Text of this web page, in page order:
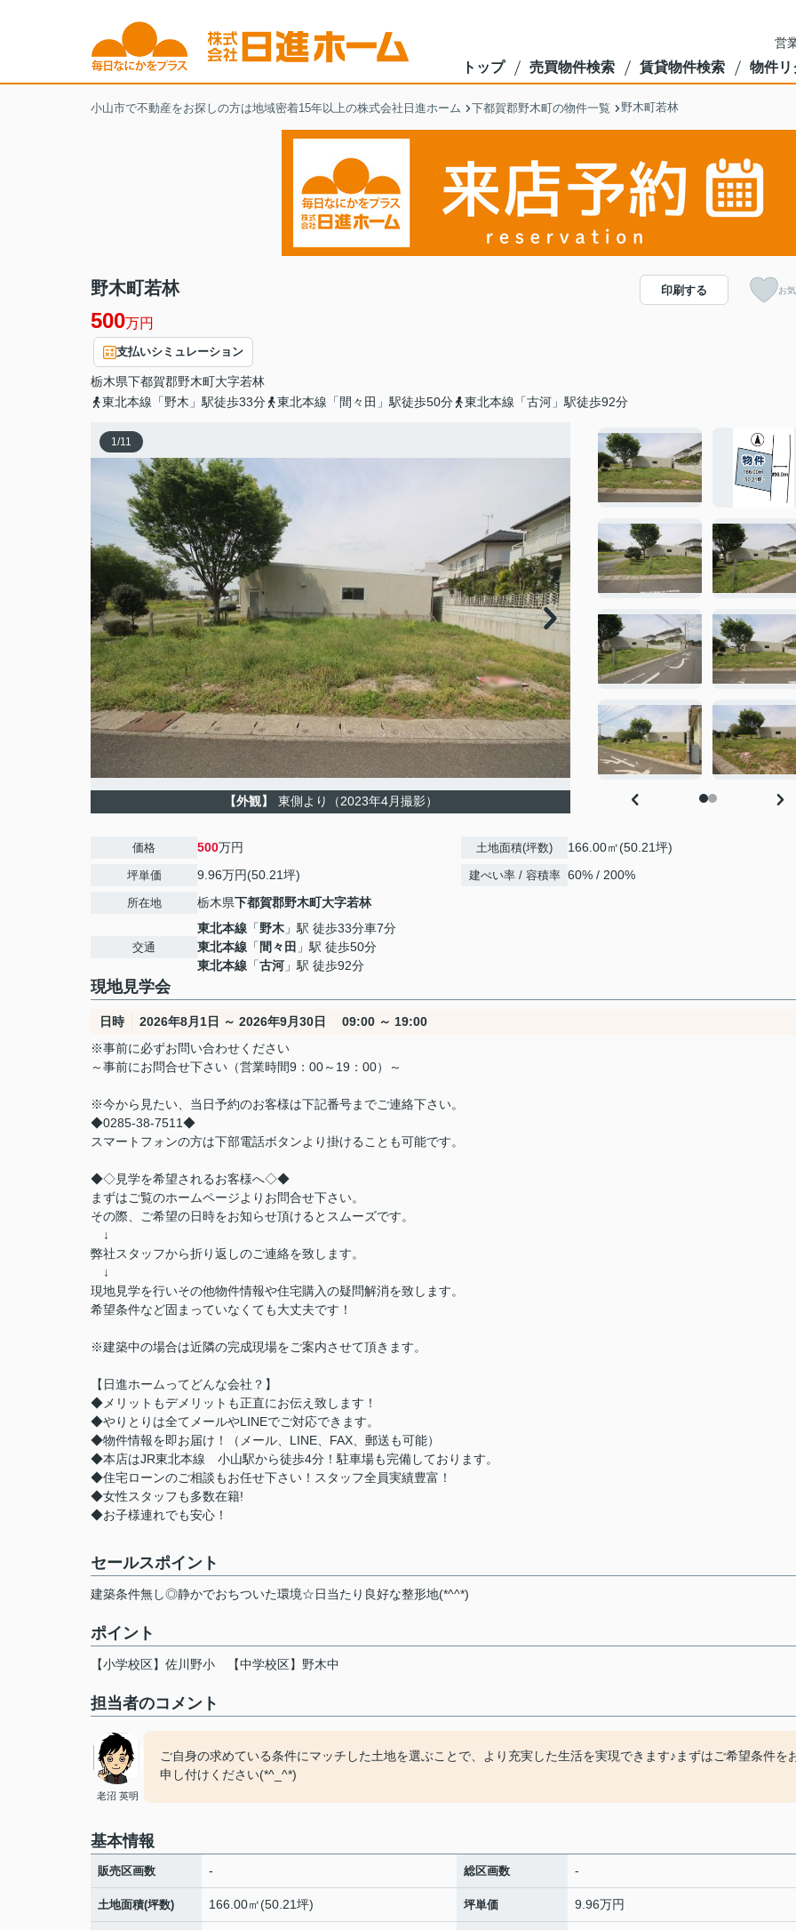
営
トップ 売買物件検索 賃貸物件検索 物件リ
小山市で不動産をお探しの方は地域密着15年以上の株式会社日進ホーム 下都賀郡野木町の物件一覧 野木町若林
野木町若林
500万円
支払いシミュレーション
栃木県下都賀郡野木町大字若林
東北本線「野木」駅徒歩33分
東北本線「間々田」駅徒歩50分 東北本線「古河」駅徒歩92分
印刷する お
1/11
【外観】 東側より（2023年4月撮影）
価格 500万円
坪単価 9.96万円(50.21坪)
所在地 栃木県下都賀郡野木町大字若林
交通
東北本線 「野木 」駅 徒歩33分車7分
東北本線 「 間々田 」駅 徒歩50分
東北本線 「古河 」駅 徒歩92分
土地面積(坪数) 166.00㎡(50.21坪)
建ぺい率 / 容積率 60% / 200%
現地見学会
日時
2026年8月1日 ～ 2026年9月30日 09:00 ～ 19:00
※事前に必ずお問い合わせください
～事前にお問合せ下さい（営業時間9：00～19：00）～
※今から見たい、当日予約のお客様は下記番号までご連絡下さい。
◆0285-38-7511◆
スマートフォンの方は下部電話ボタンより掛けることも可能です。
◆◇見学を希望されるお客様へ◇◆
まずはご覧のホームページよりお問合せ下さい。
その際、ご希望の日時をお知らせ頂けるとスムーズです。
↓
弊社スタッフから折り返しのご連絡を致します。
↓
現地見学を行いその他物件情報や住宅購入の疑問解消を致します。
希望条件など固まっていなくても大丈夫です！
※建築中の場合は近隣の完成現場をご案内させて頂きます。
【日進ホームってどんな会社？】
◆メリットもデメリットも正直にお伝え致します！
◆やりとりは全てメールやLINEでご対応できます。
◆物件情報を即お届け！（メール、LINE、FAX、郵送も可能）
◆本店はJR東北本線 小山駅から徒歩4分！駐車場も完備しております。
◆住宅ローンのご相談もお任せ下さい！スタッフ全員実績豊富！
◆女性スタッフも多数在籍!
◆お子様連れでも安心！
セールスポイント
建築条件無し◎静かでおちついた環境☆日当たり良好な整形地(*^^*)
ポイント
【小学校区】佐川野小 【中学校区】野木中
担当者のコメント
老沼 英明
ご自身の求めている条件にマッチした土地を選ぶことで、より充実した生活を実現できます♪まずはご希望条件を
申し付けください(*^_^*)
基本情報
販売区画数 - 総区画数 -
土地面積(坪数) 166.00㎡(50.21坪) 坪単価 9.96万円